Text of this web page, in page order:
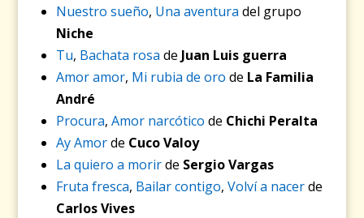
Nuestro sueño, Una aventura del grupo
Niche
Tu, Bachata rosa de Juan Luis guerra
Amor amor, Mi rubia de oro de La Familia
André
Procura, Amor narcótico de Chichi Peralta
Ay Amorde Cuco Valoy
La quiero a morirde Sergio Vargas
Fruta fresca, Bailar contigo, Volví a nacerde
Carlos Vives